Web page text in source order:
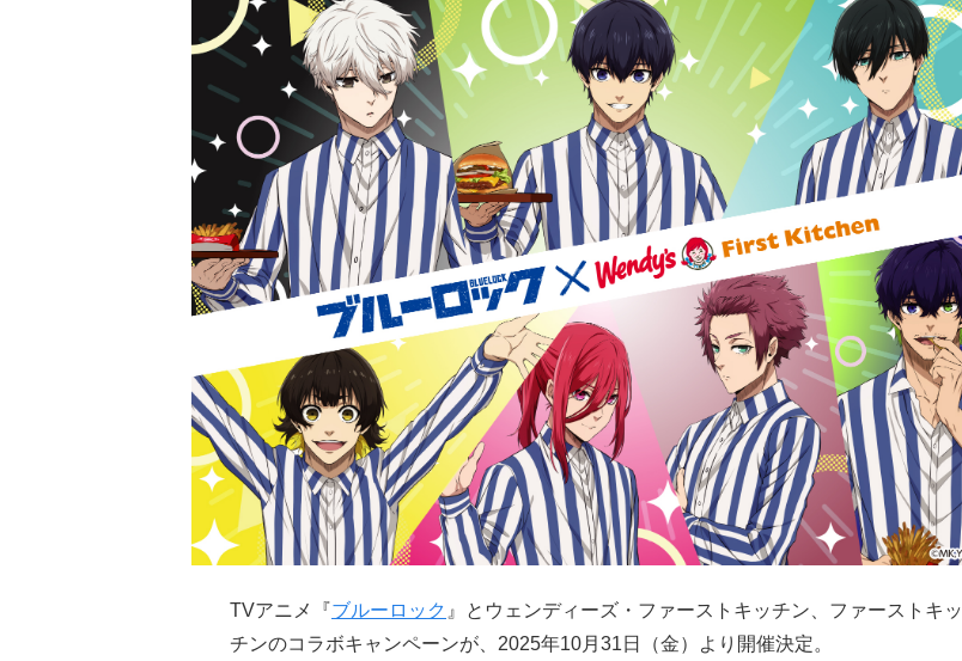
TVアニメ『ブルーロック 』とウェンディーズ・ファーストキッチン、ファーストキッ
チンのコラボキャンペーンが、2025年10月31日（金）より開催決定。